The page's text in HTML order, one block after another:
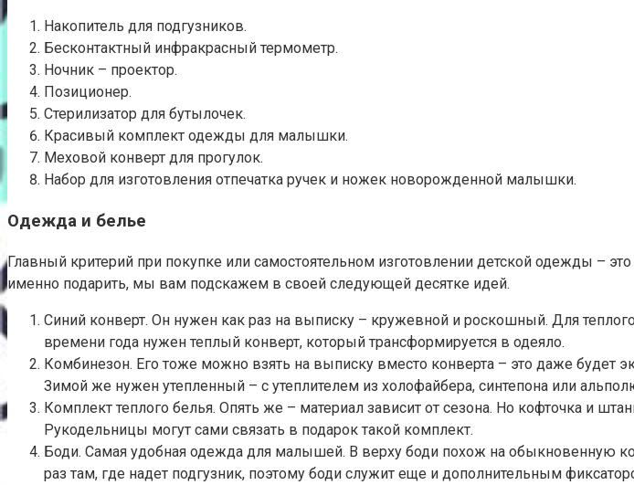
Накопитель для подгузников.
Бесконтактный инфракрасный термометр.
Ночник – проектор.
Позиционер.
Стерилизатор для бутылочек.
Красивый комплект одежды для малышки.
Меховой конверт для прогулок.
Набор для изготовления отпечатка ручек и ножек новорожденной малышки.
Одежда и белье
Главный критерий при покупке или самостоятельном изготовлении детской одежды –
именно подарить, мы вам подскажем в своей следующей десятке идей.
Синий конверт. Он нужен как раз на выписку – кружевной и роскошный. Для
времени года нужен теплый конверт, который трансформируется в одеяло.
Комбинезон. Его тоже можно взять на выписку вместо конверта – это даже
Зимой же нужен утепленный – с утеплителем из холофайбера, синтепона или
Комплект теплого белья. Опять же – материал зависит от сезона. Но кофточка и
Рукодельницы могут сами связать в подарок такой комплект.
Боди. Самая удобная одежда для малышей. В верху боди похож на обыкновенную
раз там, где надет подгузник, поэтому боди служит еще и дополнительным